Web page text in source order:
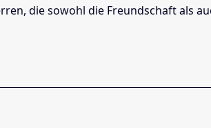
die sowohl die Freundschaft als